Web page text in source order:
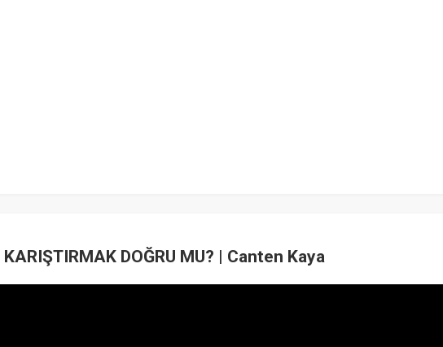
KARIŞTIRMAK DOĞRU MU? | Canten Kaya